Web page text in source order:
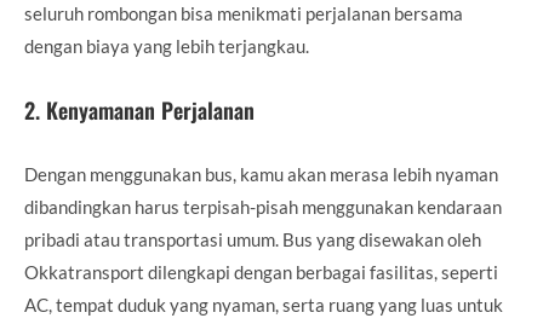
seluruh rombongan bisa menikmati perjalanan bersama
dengan biaya yang lebih terjangkau.
2. Kenyamanan Perjalanan
Dengan menggunakan bus, kamu akan merasa lebih nyaman
dibandingkan harus terpisah-pisah menggunakan kendaraan
pribadi atau transportasi umum. Bus yang disewakan oleh
Okkatransport dilengkapi dengan berbagai fasilitas, seperti
AC, tempat duduk yang nyaman, serta ruang yang luas untuk